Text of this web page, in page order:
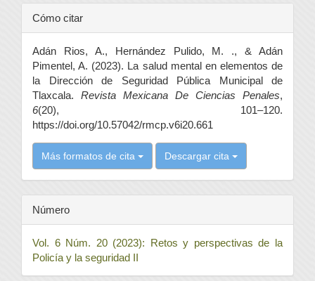
Detalles
del
artículo
Cómo citar
Adán Rios, A., Hernández Pulido, M. ., & Adán
Pimentel, A. (2023). La salud mental en elementos de
la Dirección de Seguridad Pública Municipal de
Tlaxcala. Revista Mexicana De Ciencias Penales,
6(20), 101–120.
https://doi.org/10.57042/rmcp.v6i20.661
Más formatos de cita Descargar cita
Número
Vol. 6 Núm. 20 (2023): Retos y perspectivas de la
Policía y la seguridad II